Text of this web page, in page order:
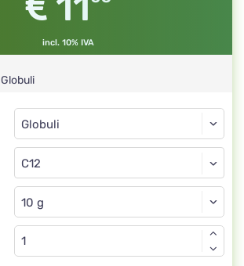
incl. 10% IVA
Globuli
Tipo
Globuli
C12
Globuli